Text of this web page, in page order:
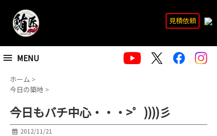
MENU
見積依頼
ホーム >
今日の築地 >
今日もバチ中心・・・>゜))))彡
2012/11/21